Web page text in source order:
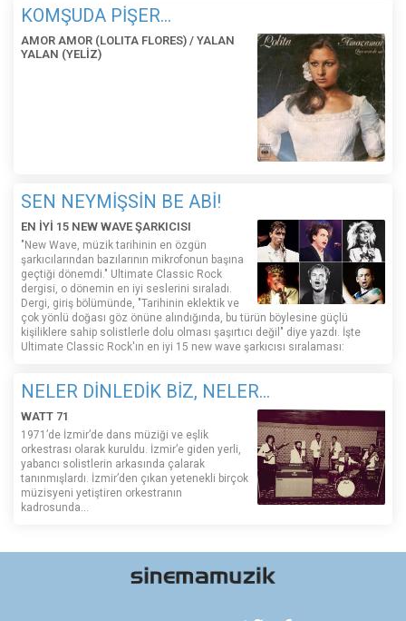
KOMŞUDA PİŞER...
AMOR AMOR (LOLITA FLORES) / YALAN
YALAN (YELİZ)
SEN NEYMİŞSİN BE ABİ!
EN İYİ 15 NEW WAVE ŞARKICISI
"New Wave, müzik tarihinin en özgün
şarkıcılarından bazılarının mikrofonun başına
geçtiği dönemdi." Ultimate Classic Rock
dergisi, o dönemin en iyi seslerini sıraladı.
Dergi, giriş bölümünde, "Tarihinin eklektik ve
çok yönlü doğası göz önüne alındığında, bu türün böylesine güçlü
kişiliklere sahip solistlerle dolu olması şaşırtıcı değil" diye yazdı. İşte
Ultimate Classic Rock'ın en iyi 15 new wave şarkıcısı sıralaması:
NELER DİNLEDİK BİZ, NELER...
WATT 71
1971’de İzmir’de dans müziği ve eşlik
orkestrası olarak kuruldu. İzmir’e giden yerli,
yabancı solistlerin arkasında çalarak
tanınmışlardı. İzmir’den çıkan yetenekli birçok
müzisyeni yetiştiren orkestranın
kadrosunda...